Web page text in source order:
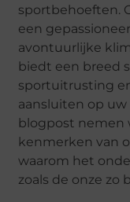
sportbehoeften.
een
avontuurlijke
biedt een breed
sportuitrusting
aansluiten op uw
blogpost nemen
kenmerken van
waarom het
zoals de onze zo